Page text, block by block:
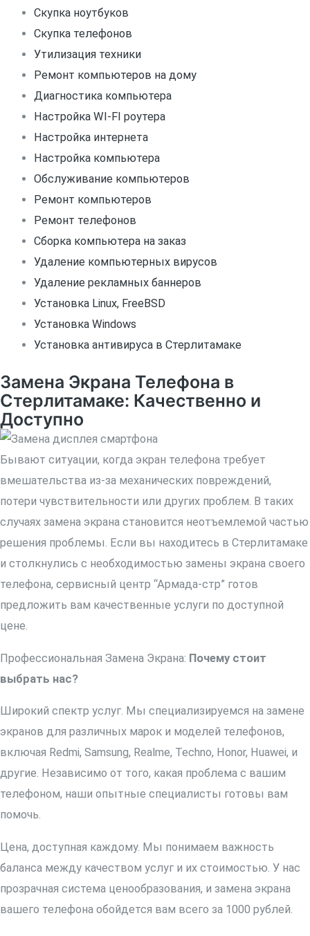
Скупка ноутбуков
Скупка телефонов
Утилизация техники
Ремонт компьютеров на дому
Диагностика компьютера
Настройка WI-FI роутера
Настройка интернета
Настройка компьютера
Обслуживание компьютеров
Ремонт компьютеров
Ремонт телефонов
Сборка компьютера на заказ
Удаление компьютерных вирусов
Удаление рекламных баннеров
Установка Linux, FreeBSD
Установка Windows
Установка антивируса в Стерлитамаке
Замена Экрана Телефона в
Стерлитамаке: Качественно и
Доступно
Бывают ситуации, когда экран телефона требует
вмешательства из-за механических повреждений,
потери чувствительности или других проблем. В таких
случаях замена экрана становится неотъемлемой частью
решения проблемы. Если вы находитесь в Стерлитамаке
и столкнулись с необходимостью замены экрана своего
телефона, сервисный центр “Армада-стр” готов
предложить вам качественные услуги по доступной
цене.
Профессиональная Замена Экрана: Почему стоит
выбрать нас?
Широкий спектр услуг. Мы специализируемся на замене
экранов для различных марок и моделей телефонов,
включая Redmi, Samsung, Realme, Techno, Honor, Huawei, и
другие. Независимо от того, какая проблема с вашим
телефоном, наши опытные специалисты готовы вам
помочь.
Цена, доступная каждому. Мы понимаем важность
баланса между качеством услуг и их стоимостью. У нас
прозрачная система ценообразования, и замена экрана
вашего телефона обойдется вам всего за 1000 рублей.